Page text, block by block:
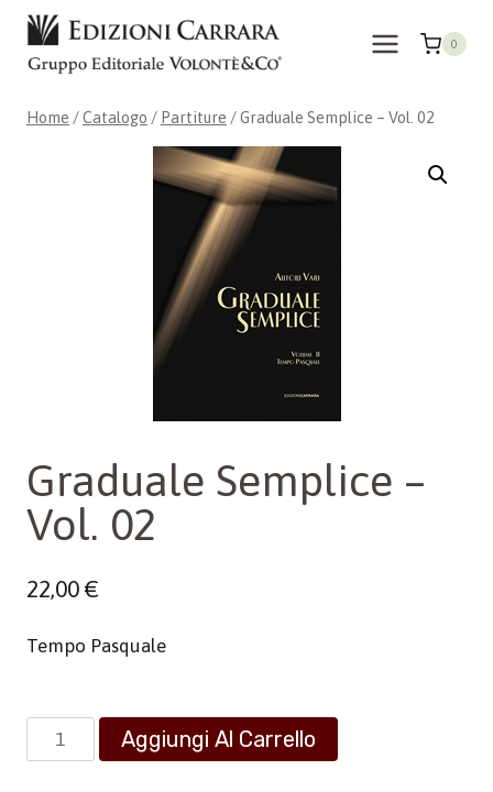
Salta
contenuto
0
Home /Catalogo / Partiture /Graduale Semplice – Vol. 02
Graduale Semplice –
Vol. 02
22,00€
Tempo Pasquale
Graduale
Semplice
Aggiungi Al Carrello